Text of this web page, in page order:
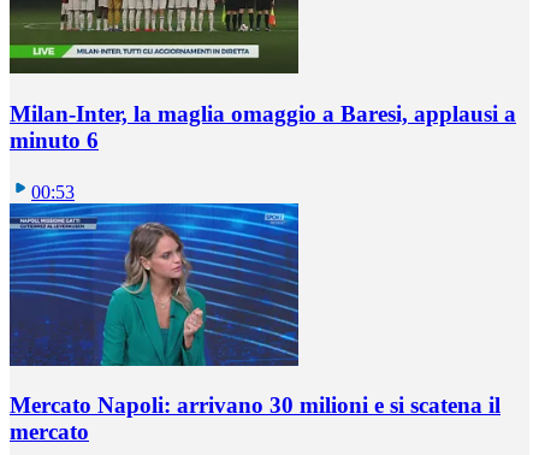
Milan-Inter, la maglia omaggio a Baresi, applausi a
minuto 6
00:53
Mercato Napoli: arrivano 30 milioni e si scatena il
mercato